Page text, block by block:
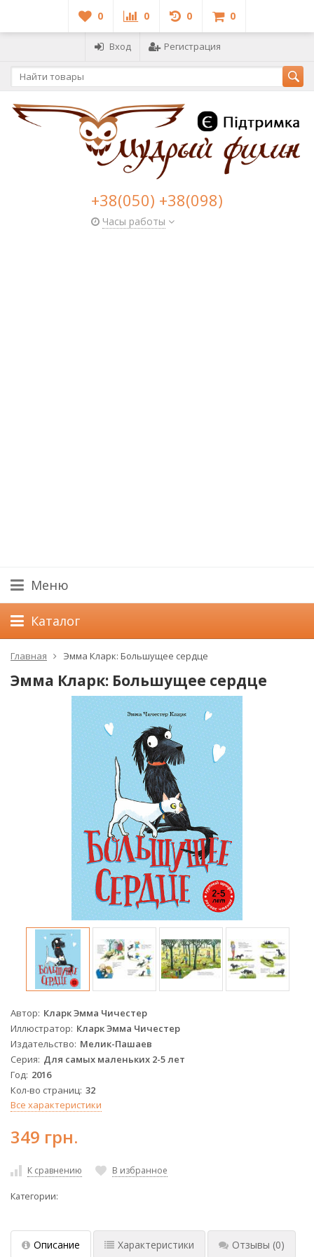
0 0 0 0
Вход Регистрация
+38(050) +38(098)
Часы работы
Меню
Каталог
Главная Эмма Кларк: Большущее сердце
Эмма Кларк: Большущее сердце
Автор Кларк Эмма Чичестер
Иллюстратор Кларк Эмма Чичестер
Издательство Мелик-Пашаев
Серия Для самых маленьких 2-5 лет
Год 2016
Кол-во страниц 32
Все характеристики
349 грн.
К сравнению В избранное
Категории:
Описание Характеристики Отзывы (0)